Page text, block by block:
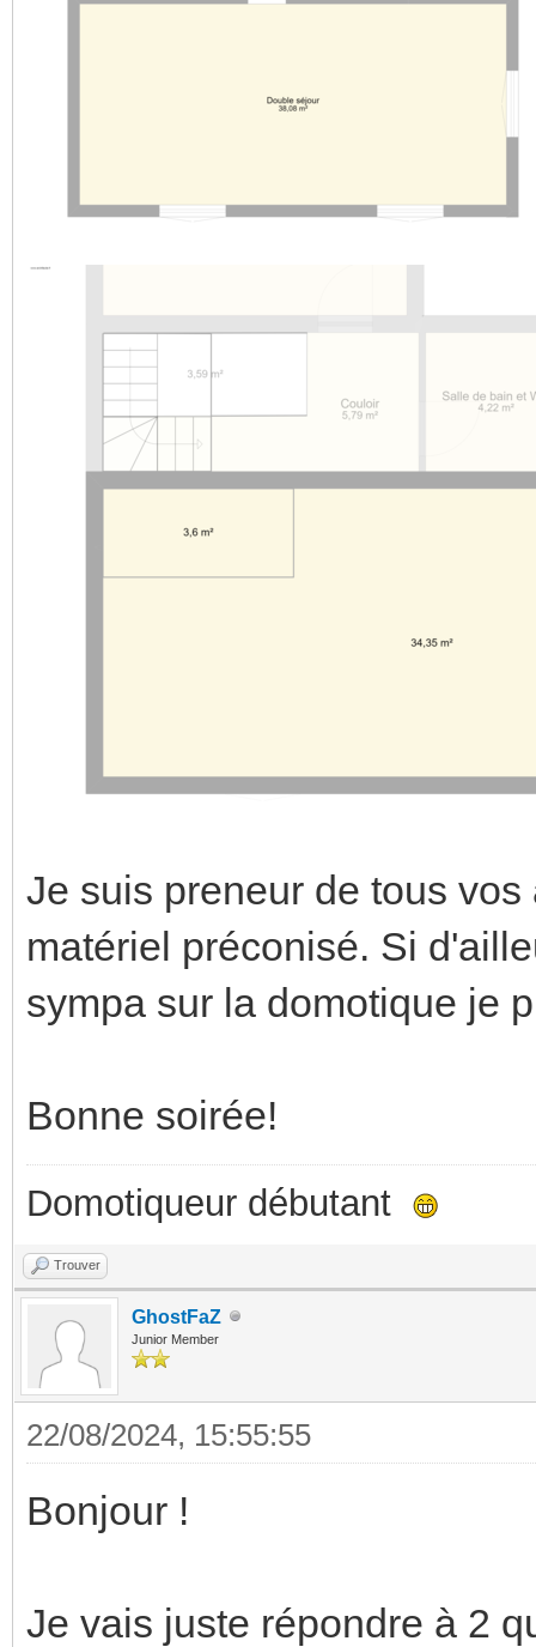
Je suis preneur de tous
matériel préconisé. Si
sympa sur la domotique je
Bonne soirée!
Domotiqueur débutant
Trouver
GhostFaZ
Junior Member
22/08/2024, 15:55:55
Bonjour !
Je vais juste répondre à 2